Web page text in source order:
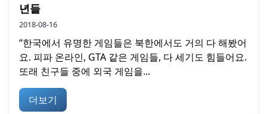
년들
2018-08-16
“한국에서 유명한 게임들은 북한에서도 거의 다 해봤어
요. 피파 온라인, GTA 같은 게임들, 다 세기도 힘들어요.
또래 친구들 중에 외국 게임을...
더보기